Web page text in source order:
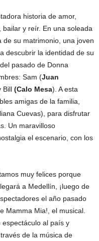
historia de amor,
y reír. En una soleada
su matrimonio, una joven
descubrir la identidad de su
pasado de Donna
Sam (Juan
Bill (Calo Mesa). A esta
amigas de la familia,
Cuevas), para disfrutar
Un maravilloso
el escenario, con los
muy felices porque
a Medellín, ¡luego de
el año pasado
Mamma Mia!, el musical.
al país y
de la música de